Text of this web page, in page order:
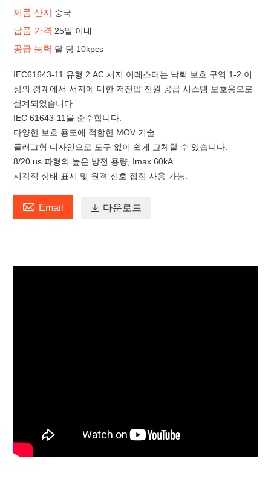
제품 산지 중국
납품 가격 25일 이내
공급 능력 달 당 10kpcs
IEC61643-11 유형 2 AC 서지 어레스터는 낙뢰 보호 구역 1-2 이
상의 경계에서 서지에 대한 저전압 전원 공급 시스템 보호용으로
설계되었습니다.
IEC 61643-11을 준수합니다.
다양한 보호 용도에 적합한 MOV 기술
플러그형 디자인으로 도구 없이 쉽게 교체할 수 있습니다.
8/20 us 파형의 높은 방전 용량, Imax 60kA
시각적 상태 표시 및 원격 신호 접점 사용 가능.
 Email  다운로드